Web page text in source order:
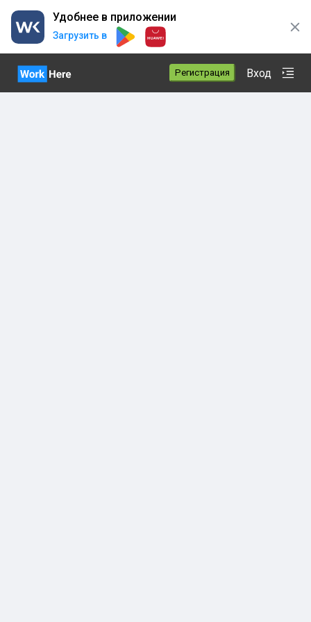
Удобнее в приложении
Загрузить в
Регистрация Вход